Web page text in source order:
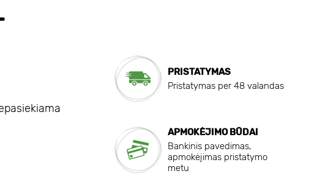
PRISTATYMAS
Pristatymas per 48 valandas
APMOKĖJIMO BŪDAI
Bankinis pavedimas,
apmokėjimas pristatymo
metu